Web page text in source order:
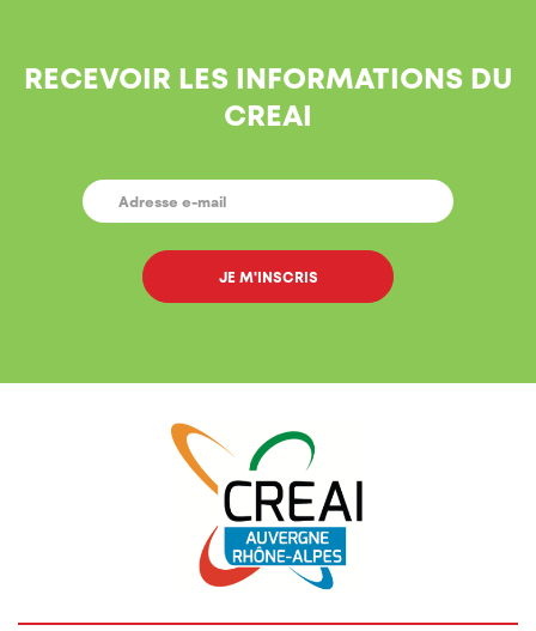
RECEVOIR LES INFORMATIONS DU
CREAI
E-
MAIL *